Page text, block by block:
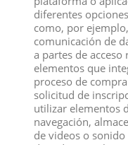
Otra figura animal de
pocas figuras en las que
formada por padres
canguros machos más
Como muchas especies,
posibles parejas. A
"boxean" entre sí o saltan
traseras.
Medidas: 10,7x8,6cm.
diferentes
como, por
comunicación de
a partes de
elementos que
proceso de
solicitud de
utilizar elementos
navegación,
de videos o